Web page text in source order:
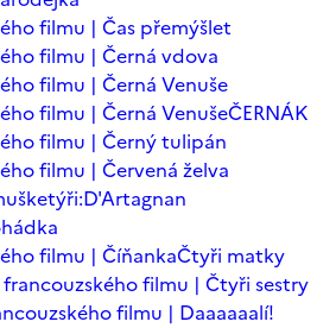
filmu | Čas přemýšlet
filmu | Černá vdova
filmu | Černá Venuše
filmu | Černá VenušeČERNÁK
filmu | Černý tulipán
filmu | Červená želva
filmu | ČíňankaČtyři matky
francouzského filmu | Čtyři sestry
filmu | Daaaaaalí!